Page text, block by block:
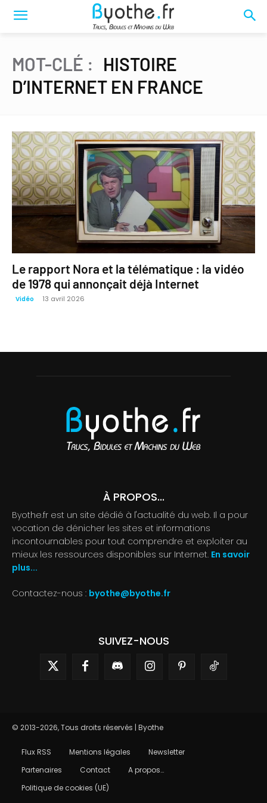
MOT-CLÉ : HISTOIRE
D’INTERNET EN FRANCE
Le rapport Nora et la télématique : la vidéo
de 1978 qui annonçait déjà Internet
Vidéo 13 avril 2026
À PROPOS...
Byothe.fr est un site dédié à l'actualité du web. Il a pour
vocation de dénicher les sites et informations
incontournables pour tout comprendre et exploiter au
mieux les ressources disponibles sur Internet. En savoir
plus...
Contactez-nous : byothe@byothe.fr
SUIVEZ-NOUS
© 2013-2026, Tous droits réservés | Byothe
Flux RSS Mentions légales
Newsletter
Partenaires
Contact
A propos…
Politique de cookies (UE)